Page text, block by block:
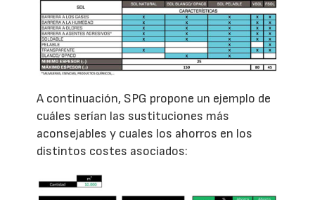
A continuación, SPG propone un ejemplo de
cuáles serían las sustituciones más
aconsejables y cuales los ahorros en los
distintos costes asociados: